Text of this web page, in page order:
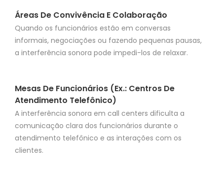
Áreas De Convivência E Colaboração
Quando os funcionários estão em conversas
informais, negociações ou fazendo pequenas pausas,
a interferência sonora pode impedi-los de relaxar.
Mesas De Funcionários (ex.: Centros De
Atendimento Telefônico)
A interferência sonora em call centers dificulta a
comunicação clara dos funcionários durante o
atendimento telefônico e as interações com os
clientes.